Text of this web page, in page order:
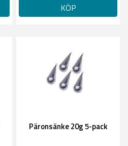
KÖP
Päronsänke 20g 5-pack